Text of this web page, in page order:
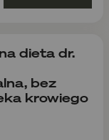
dieta dr.
bez
krowiego